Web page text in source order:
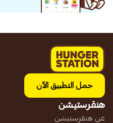
حمل التطبيق الآن
هنقرستيشن
عن هنقرستيشن